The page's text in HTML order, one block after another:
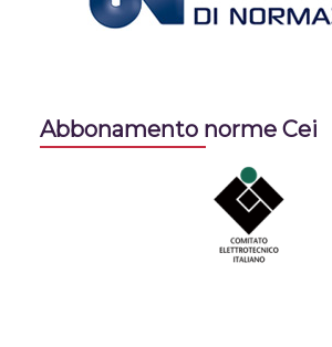
Abbonamento norme Cei